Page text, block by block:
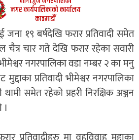
जना १९ बर्षदेखि फरार प्रतिवादी समेत
चार गते देखि फरार रहेका सवारी
भीमेश्वर नगरपालिका वडा नम्बर २ का मनु
प्रतिवादी भीमेश्वर नगरपालिका
समेत रहेको प्रहरी निरक्षिक अञ्जन